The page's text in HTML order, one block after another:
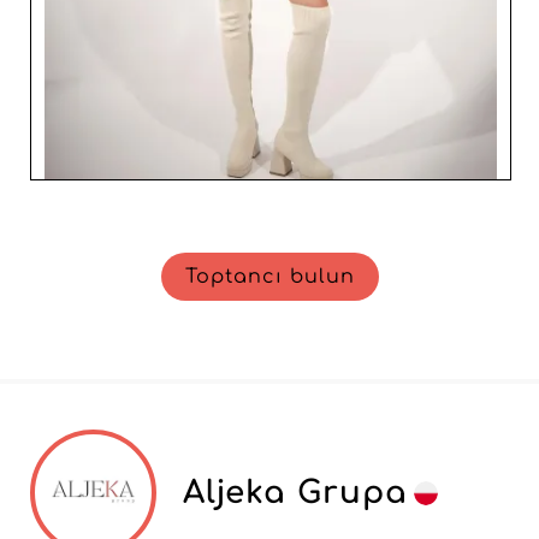
Toptancı bulun
Aljeka Grupa